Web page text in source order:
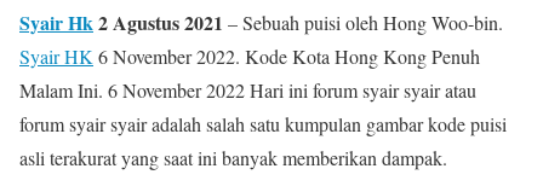
Syair Hk2 Agustus 2021 – Sebuah puisi oleh Hong Woo-bin.
Syair HK 6 November 2022. Kode Kota Hong Kong Penuh
Malam Ini. 6 November 2022 Hari ini forum syair syair atau
forum syair syair adalah salah satu kumpulan gambar kode puisi
asli terakurat yang saat ini banyak memberikan dampak.